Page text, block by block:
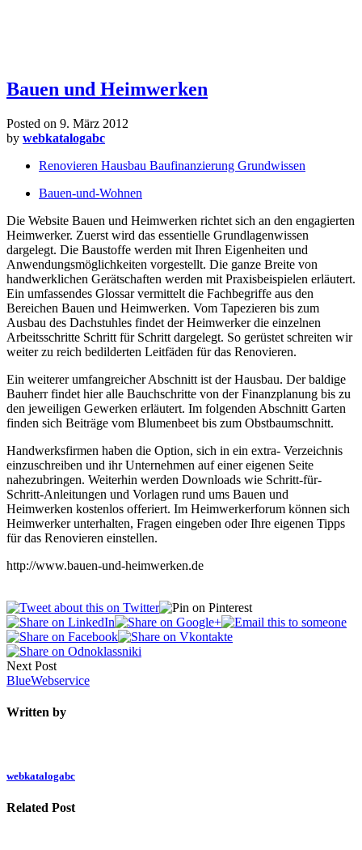
Bauen und Heimwerken
Posted on 9. März 2012
by webkatalogabc
Renovieren Hausbau Baufinanzierung Grundwissen
Bauen-und-Wohnen
Die Website Bauen und Heimwerken richtet sich an den engagierten
Heimwerker. Zuerst wird das essentielle Grundlagenwissen
dargelegt. Die Baustoffe werden mit Ihren Eigenheiten und
Anwendungsmöglichkeiten vorgestellt. Die ganze Breite von
handwerklichen Gerätschaften werden mit Praxisbeispielen erläutert.
Ein umfassendes Glossar vermittelt die Fachbegriffe aus den
Bereichen Bauen und Heimwerken. Vom Tapezieren bis zum
Ausbau des Dachstuhles findet der Heimwerker die einzelnen
Arbeitsschritte Schritt für Schritt dargelegt. So gerüstet schreiten wir
weiter zu reich bedilderten Leitfäden für das Renovieren.
Ein weiterer umfangreicher Abschnitt ist der Hausbau. Der baldige
Bauherr findet hier alle Bauchschritte von der Finanzplanung bis zu
den jeweiligen Gewerken erläutert. Im folgenden Abschnitt Garten
finden sich Beiträge vom Blumenbeet bis zum Obstbaumschnitt.
Handwerksfirmen haben die Option, sich in ein extra- Verzeichnis
einzuschreiben und ihr Unternehmen auf einer eigenen Seite
nahezubringen. Weiterhin werden Downloads wie Schritt-für-
Schritt-Anleitungen und Vorlagen rund ums Bauen und
Heimwerken kostenlos offeriert. Im Heimwerkerforum können sich
Heimwerker unterhalten, Fragen eingeben oder Ihre eigenen Tipps
für das Renovieren einstellen.
http://www.bauen-und-heimwerken.de
Next Post
BlueWebservice
Written by
webkatalogabc
Related Post